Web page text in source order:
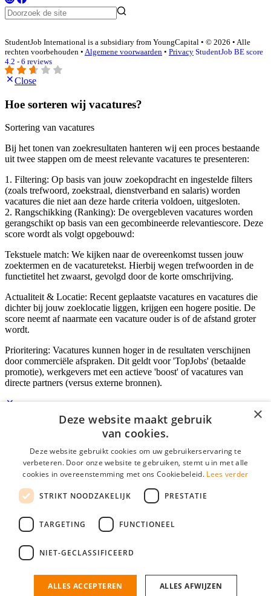
StudentJob International is a subsidiary from YoungCapital • © 2026 • Alle
rechten voorbehouden • Algemene voorwaarden • Privacy StudentJob BE score
4.2 - 6 reviews
Close
Hoe sorteren wij vacatures?
Sortering van vacatures
Bij het tonen van zoekresultaten hanteren wij een proces bestaande
uit twee stappen om de meest relevante vacatures te presenteren:
1. Filtering: Op basis van jouw zoekopdracht en ingestelde filters
(zoals trefwoord, zoekstraal, dienstverband en salaris) worden
vacatures die niet aan deze harde criteria voldoen, uitgesloten.
2. Rangschikking (Ranking): De overgebleven vacatures worden
gerangschikt op basis van een gecombineerde relevantiescore. Deze
score wordt als volgt opgebouwd:
Tekstuele match: We kijken naar de overeenkomst tussen jouw
zoektermen en de vacaturetekst. Hierbij wegen trefwoorden in de
functietitel het zwaarst, gevolgd door de korte omschrijving.
Actualiteit & Locatie: Recent geplaatste vacatures en vacatures die
dichter bij jouw zoeklocatie liggen, krijgen een hogere positie. De
score neemt af naarmate een vacature ouder is of de afstand groter
wordt.
Prioritering: Vacatures kunnen hoger in de resultaten verschijnen
door commerciële afspraken. Dit geldt voor 'TopJobs' (betaalde
promotie), werkgevers met een actieve 'boost' of vacatures van
directe partners (versus externe bronnen).
E-mail*
Wachtwoord
login gegevens onthouden
login
Bedrijf aanmelden
nieuwe collega/werknemer zo gevonden!
×
Deze website maakt gebruik
van cookies.
Deze website gebruikt cookies om uw gebruikerservaring te
verbeteren. Door onze website te gebruiken, stemt u in met alle
cookies in overeenstemming met ons Cookiebeleid. Lees verder
STRIKT NOODZAKELIJK PRESTATIE
TARGETING FUNCTIONEEL
NIET-GECLASSIFICEERD
ALLES ACCEPTEREN ALLES AFWIJZEN